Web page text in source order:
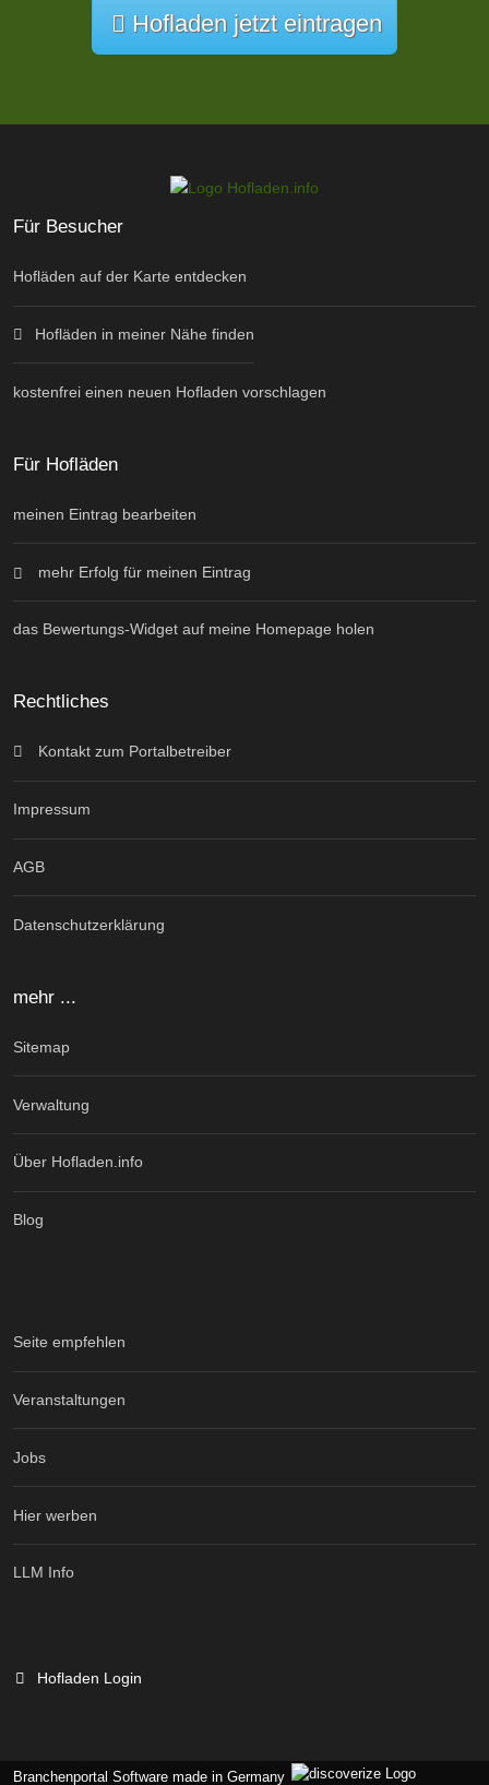
Hofladen jetzt eintragen
Für Besucher
Hofläden auf der Karte entdecken
Hofläden in meiner Nähe finden
kostenfrei einen neuen Hofladen vorschlagen
Für Hofläden
meinen Eintrag bearbeiten
mehr Erfolg für meinen Eintrag
das Bewertungs-Widget auf meine Homepage holen
Rechtliches
Kontakt zum Portalbetreiber
Impressum
AGB
Datenschutzerklärung
mehr ...
Sitemap
Verwaltung
Über Hofladen.info
Blog
Seite empfehlen
Veranstaltungen
Jobs
Hier werben
LLM Info
Hofladen Login
Branchenportal Software made in Germany